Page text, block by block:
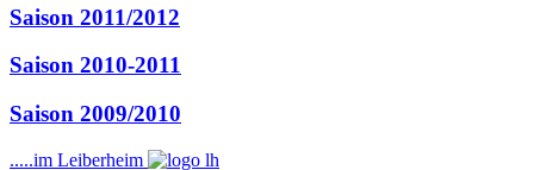
Saison 2011/2012
Saison 2010-2011
Saison 2009/2010
.....im Leiberheim